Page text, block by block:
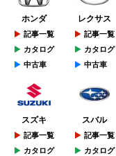
ホンダ
記事一覧
カタログ
中古車
レクサス
記事一覧
カタログ
中古車
スズキ
記事一覧
カタログ
スバル
記事一覧
カタログ